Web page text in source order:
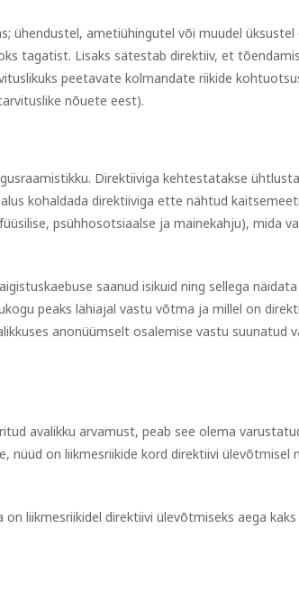
ühendustel, ametiühingutel või muudel
tagatist. Lisaks sätestab direktiiv, et
peetavate kolmandate riikide
nõuete eest).
Direktiiviga kehtestatakse
kohaldada direktiiviga ette nähtud
psühhosotsiaalse ja mainekahju), mida
saanud isikuid ning sellega
peaks lähiajal vastu võtma ja millel on
anonüümselt osalemise vastu suunatud
avalikku arvamust, peab see olema
on liikmesriikide kord direktiivi ülevõtmisel
liikmesriikidel direktiivi ülevõtmiseks aega